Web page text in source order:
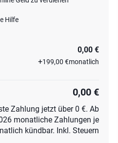
Hilfe
0,00 €
+199,00 €monatlich
0,00 €
Zahlung jetzt über 0 €. Ab
monatliche Zahlungen je
kündbar. Inkl. Steuern